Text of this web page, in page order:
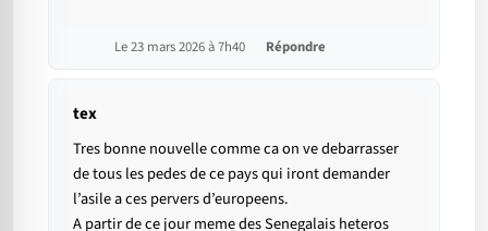
Le 23 mars 2026 à 7h40 Répondre
tex
Tres bonne nouvelle comme ca on ve debarrasser
de tous les pedes de ce pays qui iront demander
l’asile a ces pervers d’europeens.
A partir de ce jour meme des Senegalais heteros